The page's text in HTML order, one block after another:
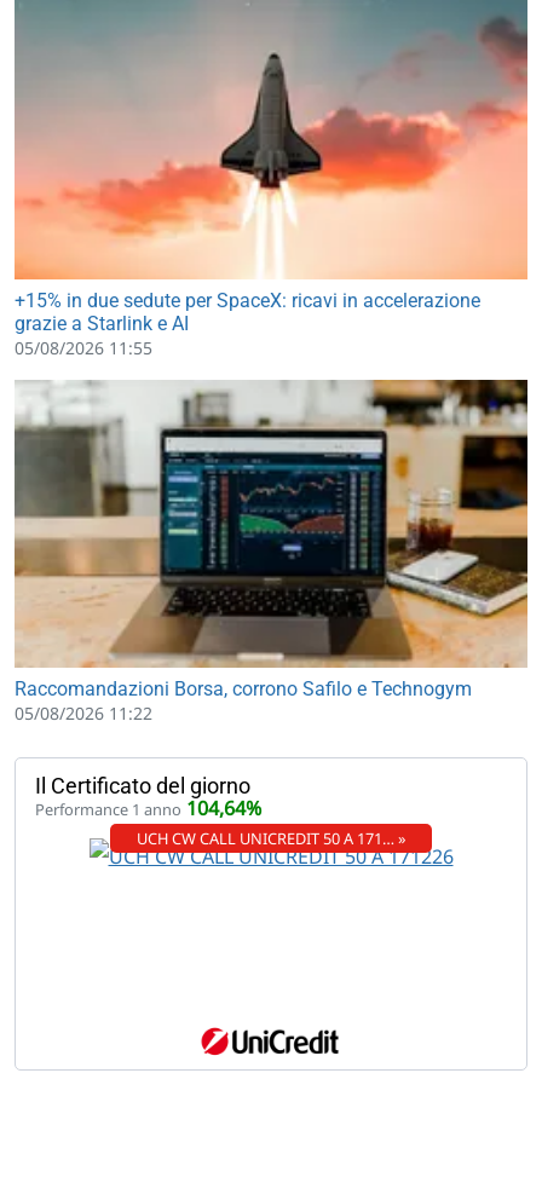
+15% in due sedute per SpaceX: ricavi in accelerazione
grazie a Starlink e AI
05/08/2026 11:55
Raccomandazioni Borsa, corrono Safilo e Technogym
05/08/2026 11:22
Il Certificato del giorno
Performance 1 anno 104,64%
UCH CW CALL UNICREDIT 50 A 171… »